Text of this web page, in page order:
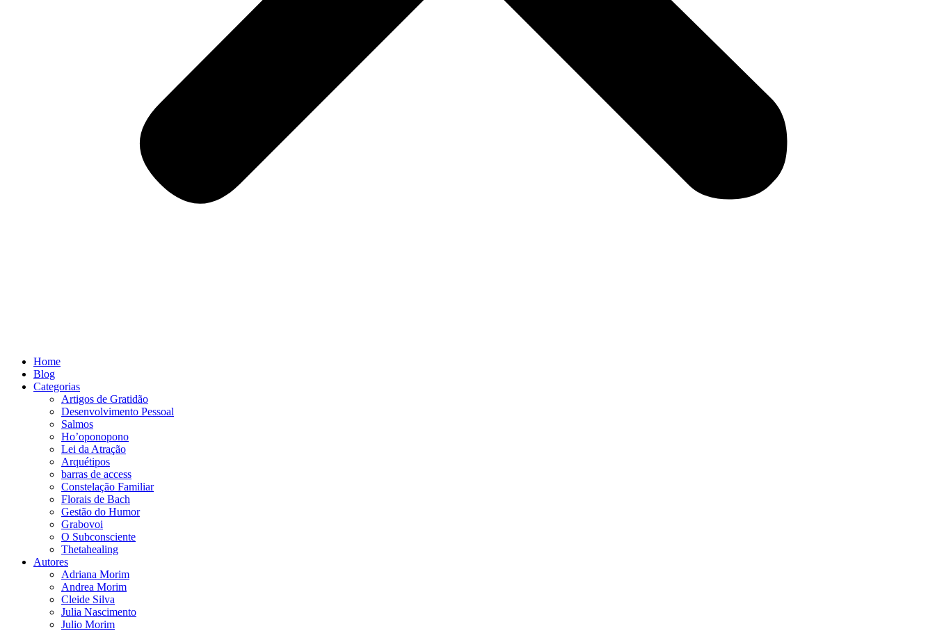
Home
Blog
Categorias
Artigos de Gratidão
Desenvolvimento Pessoal
Salmos
Ho’oponopono
Lei da Atração
Arquétipos
barras de access
Constelação Familiar
Florais de Bach
Gestão do Humor
Grabovoi
O Subconsciente
Thetahealing
Autores
Adriana Morim
Andrea Morim
Cleide Silva
Julia Nascimento
Julio Morim